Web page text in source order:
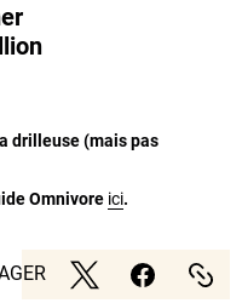
drilleuse (mais pas
Omnivore ici.